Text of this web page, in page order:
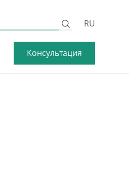
RU
Консультация